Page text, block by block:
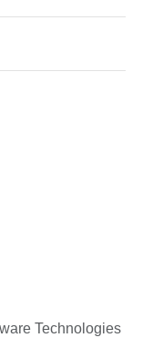
Technologies